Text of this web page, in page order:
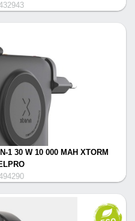
1 30 W 10 000 MAH XTORM